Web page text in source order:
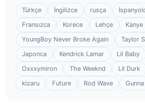
Türkçe İngilizce rusça
Fransızca
Korece Lehçe Kanye
YoungBoy Never Broke Again
Taylor
Japonca
Kendrick Lamar Lil Baby
Oxxxymiron
The Weeknd Lil Durk
kizaru
Future Rod Wave Gunna